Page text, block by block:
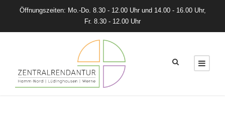
Öffnungszeiten: Mo.-Do. 8.30 - 12.00 Uhr und 14.00 - 16.00 Uhr,
Fr. 8.30 - 12.00 Uhr